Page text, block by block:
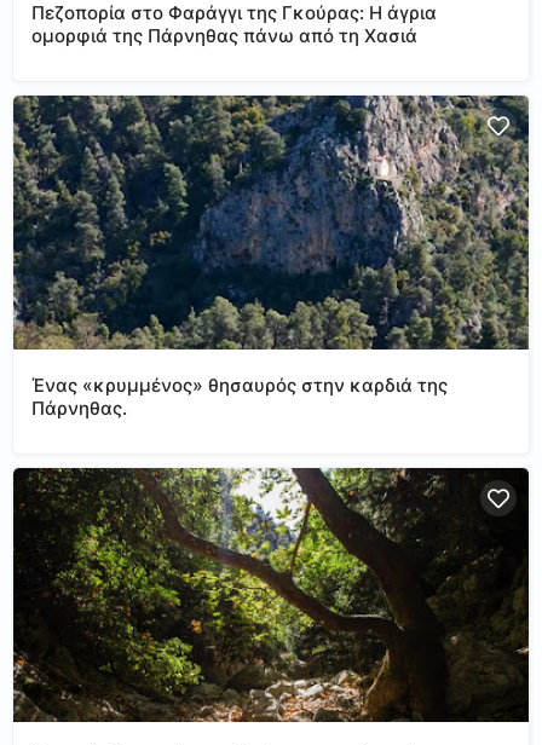
Πεζοπορία στο Φαράγγι της Γκούρας: Η άγρια
ομορφιά της Πάρνηθας πάνω από τη Χασιά
Ένας «κρυμμένος» θησαυρός στην καρδιά της
Πάρνηθας.